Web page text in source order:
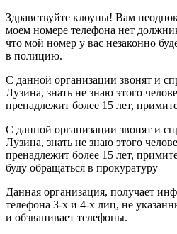
Здравствуйте клоуны! Вам
моем номере телефона нет
что мой номер у вас незаконно
в полицию.
С данной организации звонят и
Лузина, знать не знаю этого
пренадлежит более 15 лет,
С данной организации звонят и
Лузина, знать не знаю этого
пренадлежит более 15 лет,
буду обращаться в прокуратуру
Данная организация, получает
телефона 3-х и 4-х лиц, не
и обзванивает телефоны.